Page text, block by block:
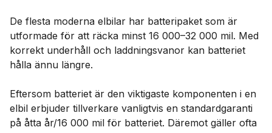
De flesta moderna elbilar har batteripaket som är
utformade för att räcka minst 16 000–32 000 mil. Med
korrekt underhåll och laddningsvanor kan batteriet
hålla ännu längre.
Eftersom batteriet är den viktigaste komponenten i en
elbil erbjuder tillverkare vanligtvis en standardgaranti
på åtta år/16 000 mil för batteriet. Däremot gäller ofta